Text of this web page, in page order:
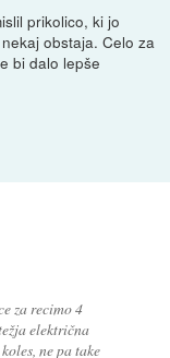
prikolico, ki jo
obstaja. Celo za
bi dalo lepše
za recimo 4
električna
ne pa take